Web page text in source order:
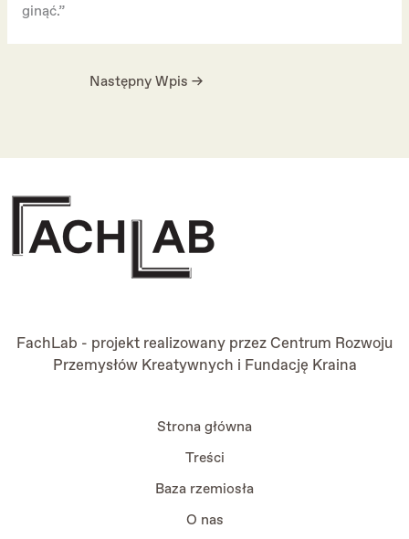
ginąć.”
Następny Wpis →
FachLab - projekt realizowany przezCentrum Rozwoju
Przemysłów Kreatywnych i Fundację Kraina
Strona główna
Treści
Baza rzemiosła
O nas